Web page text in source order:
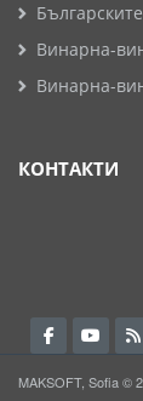
Винарна-
Винарна-
КОНТАКТИ
MAKSOFT, Sofia ©